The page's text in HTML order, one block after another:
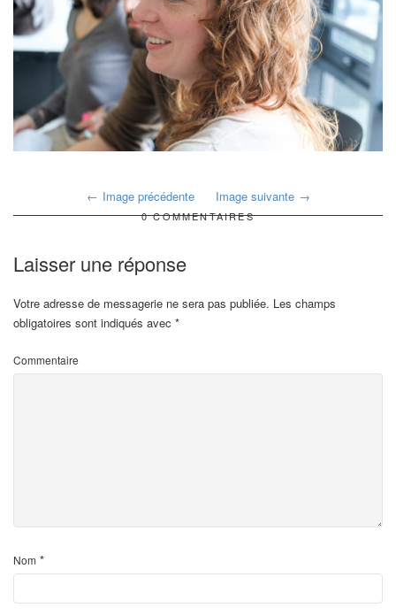
Image précédente Image suivante
0 COMMENTAIRES
Laisser une réponse
Votre adresse de messagerie ne sera pas publiée. Les champs
obligatoires sont indiqués avec *
Commentaire
Nom *